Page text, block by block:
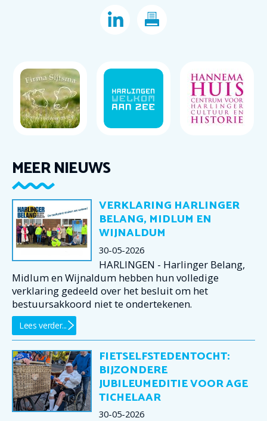
MEER NIEUWS
VERKLARING HARLINGER
BELANG, MIDLUM EN
WIJNALDUM
30-05-2026
HARLINGEN - Harlinger Belang,
Midlum en Wijnaldum hebben hun volledige
verklaring gedeeld over het besluit om het
bestuursakkoord niet te ondertekenen.
Lees verder...
FIETSELFSTEDENTOCHT:
BIJZONDERE
JUBILEUMEDITIE VOOR AGE
TICHELAAR
30-05-2026